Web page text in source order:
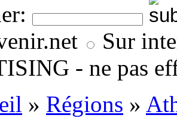
Sur
- ne pas
» Régions »